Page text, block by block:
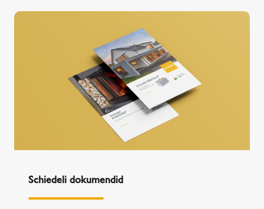
Schiedeli dokumendid